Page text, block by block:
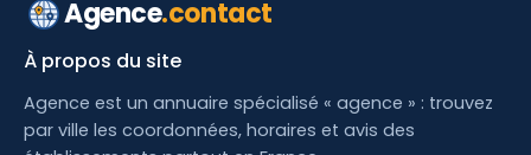
Agence.contact
À propos du site
Agence est un annuaire spécialisé « agence » : trouvez
par ville les coordonnées, horaires et avis des